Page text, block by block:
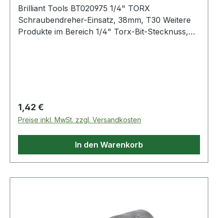
Brilliant Tools BT020975 1/4" TORX
Schraubendreher-Einsatz, 38mm, T30 Weitere
Produkte im Bereich 1/4" Torx-Bit-Stecknuss,
Regulärer Preis:
1,42 €
Preise inkl. MwSt. zzgl. Versandkosten
In den Warenkorb